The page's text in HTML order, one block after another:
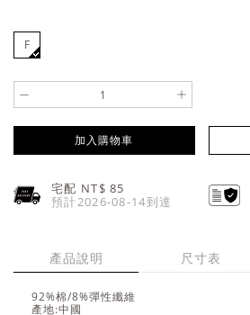
F
- +
加入購物車
宅配 NT$85
預計2026-08-14到達
產品說明 尺寸表
92%棉/8%彈性纖維
產地:中國